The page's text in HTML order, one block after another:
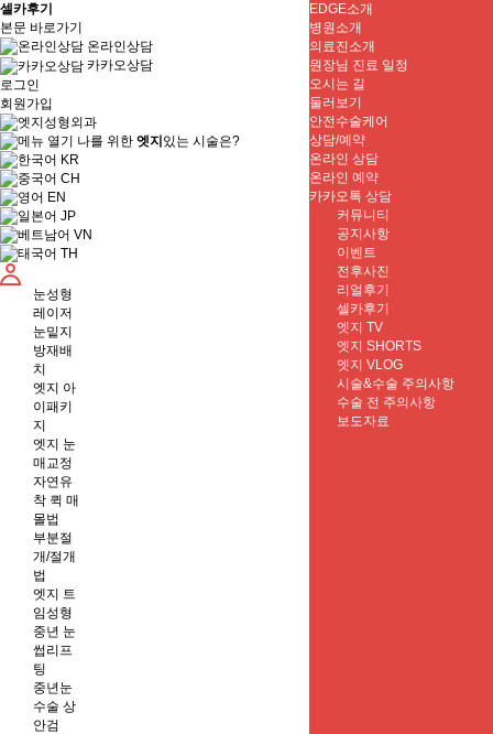
셀카후기
본문 바로가기
온라인상담
카카오상담
로그인
회원가입
나를 위한 엣지있는 시술은?
KR
CH
EN
JP
VN
TH
눈성형
레이저
눈밑지
방재배
치
엣지 아
이패키
지
엣지 눈
매교정
자연유
착 퀵 매
몰법
부분절
개/절개
법
엣지 트
임성형
중년 눈
썹리프
팅
중년눈
수술 상
안검
EDGE소개
병원소개
의료진소개
원장님 진료 일정
오시는 길
둘러보기
안전수술케어
상담/예약
온라인 상담
온라인 예약
카카오톡 상담
커뮤니티
공지사항
이벤트
전후사진
리얼후기
셀카후기
엣지 TV
엣지 SHORTS
엣지 VLOG
시술&수술 주의사항
수술 전 주의사항
보도자료